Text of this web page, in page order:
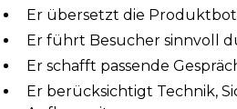
Er übersetzt die
Er führt Besucher sinnvoll
Er schafft passende
Er berücksichtigt Technik,